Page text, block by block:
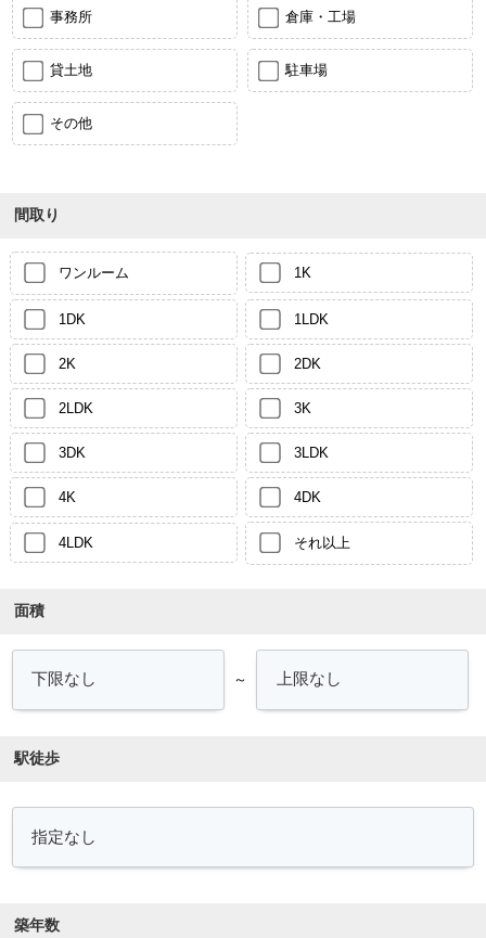
事務所 倉庫・工場
貸土地 駐車場
その他
間取り
ワンルーム 1K
1DK 1LDK
2K 2DK
2LDK 3K
3DK 3LDK
4K 4DK
4LDK それ以上
面積
～
駅徒歩
築年数